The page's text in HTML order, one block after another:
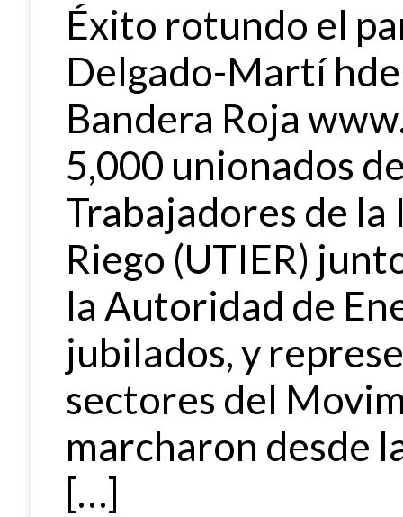
Éxito rotundo el
Delgado-Martí
Bandera Roja
5,000 unionados
Trabajadores de
Riego (UTIER)
la Autoridad de
jubilados, y
sectores del
marcharon desde
[…]